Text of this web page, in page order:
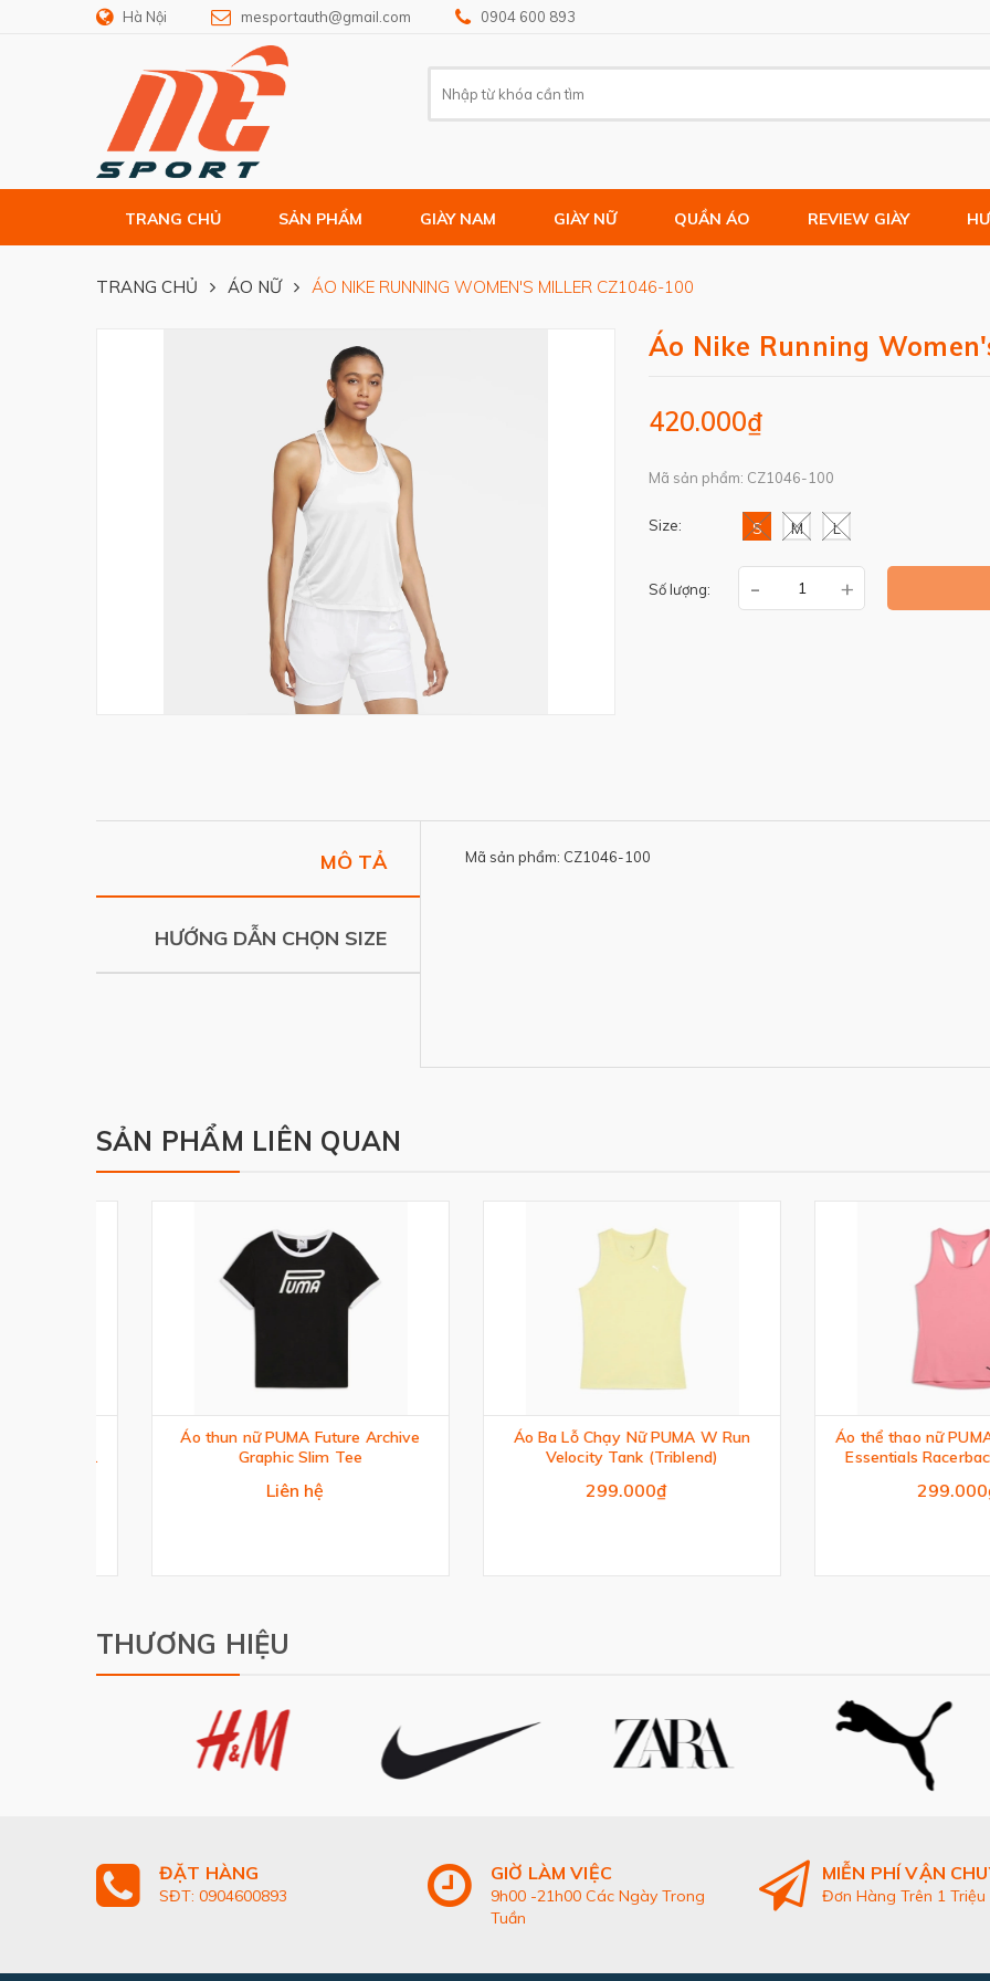
Hà Nội mesportauth@gmail.com 0904 600 893
TRANG CHỦ SẢN PHẨM GIÀY NAM GIÀY NỮ QUẦN ÁO REVIEW GIÀY
TRANG CHỦ ÁO NỮ ÁO NIKE RUNNING WOMEN'S MILLER CZ1046-100
Áo Nike Running
420.000₫
Mã sản phẩm: CZ1046-100
Size: S M L
Số lượng: - +
MÔ TẢ
HƯỚNG DẪN CHỌN SIZE
Mã sản phẩm: CZ1046-100
SẢN PHẨM LIÊN QUAN
Áo thun nữ PUMA Future Archive
Graphic Slim Tee
Liên hệ
Áo Ba Lỗ Chạy Nữ PUMA W Run
Velocity Tank (Triblend)
299.000₫
Áo thể thao nữ PUMA Train
Essentials Racerback
299.000₫
THƯƠNG HIỆU
ĐẶT HÀNG
SĐT: 0904600893
GIỜ LÀM VIỆC
9h00 -21h00 Các Ngày Trong
Tuần
MIỄN PHÍ VẬN
Đơn Hàng Trên 1 Triệu